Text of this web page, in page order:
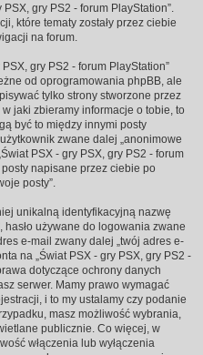
gry PS2 - forum PlayStation”.
które tematy zostały przez ciebie
na forum.
gry PS2 - forum PlayStation”
od oprogramowania phpBB, ale
tylko strony stworzone przez
jaki zbieramy informacje o tobie, to
być to między innymi posty
zwane dalej „anonimowe
PSX - gry PSX, gry PS2 - forum
posty napisane przez ciebie po
posty”.
unikalną identyfikacyjną nazwę
hasło używane do logowania zwane
e-mail zwany dalej „twój adres e-
na „Świat PSX - gry PSX, gry PS2 -
dotyczące ochrony danych
serwer. Mamy prawo wymagać
i to my ustalamy czy podanie
masz możliwość wybrania,
publicznie. Co więcej, w
włączenia lub wyłączenia